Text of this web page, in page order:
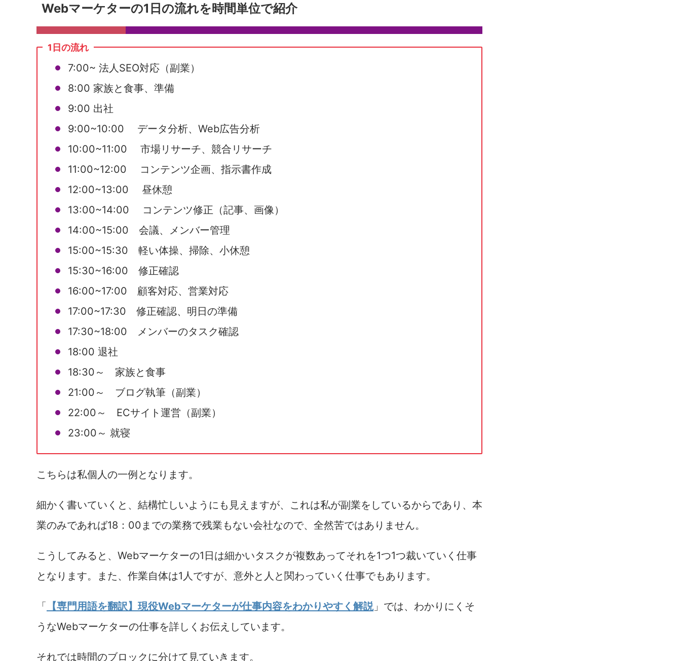
Webマーケターの1日の流れを時間単位で紹介
1日の流れ
7:00~ 法人SEO対応（副業）
8:00 家族と食事、準備
9:00 出社
9:00~10:00 データ分析、Web広告分析
10:00~11:00 市場リサーチ、競合リサーチ
11:00~12:00 コンテンツ企画、指示書作成
12:00~13:00 昼休憩
13:00~14:00 コンテンツ修正（記事、画像）
14:00~15:00 会議、メンバー管理
15:00~15:30 軽い体操、掃除、小休憩
15:30~16:00 修正確認
16:00~17:00 顧客対応、営業対応
17:00~17:30 修正確認、明日の準備
17:30~18:00 メンバーのタスク確認
18:00 退社
18:30～ 家族と食事
21:00～ ブログ執筆（副業）
22:00～ ECサイト運営（副業）
23:00～ 就寝
こちらは私個人の一例となります。
細かく書いていくと、結構忙しいようにも見えますが、これは私が副業をしているからであり、本
業のみであれば18：00までの業務で残業もない会社なので、全然苦ではありません。
こうしてみると、Webマーケターの1日は細かいタスクが複数あってそれを1つ1つ裁いていく仕事
となります。また、作業自体は1人ですが、意外と人と関わっていく仕事でもあります。
「 【専門用語を翻訳】現役Webマーケターが仕事内容をわかりやすく解説」では、わかりにくそ
うなWebマーケターの仕事を詳しくお伝えしています。
それでは時間のブロックに分けて見ていきます。